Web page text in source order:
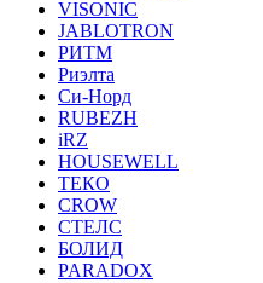
VISONIC
JABLOTRON
РИТМ
Риэлта
Си-Норд
RUBEZH
iRZ
HOUSEWELL
ТЕКО
CROW
СТЕЛС
БОЛИД
PARADOX